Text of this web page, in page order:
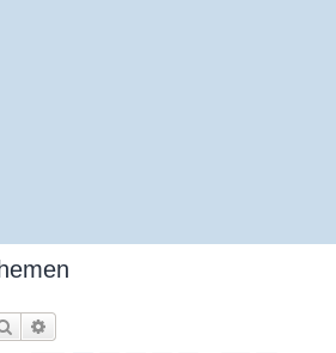
Suche